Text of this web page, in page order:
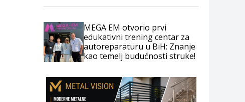
MEGA EM otvorio prvi
edukativni trening centar za
autoreparaturu u BiH: Znanje
kao temelj budućnosti struke!